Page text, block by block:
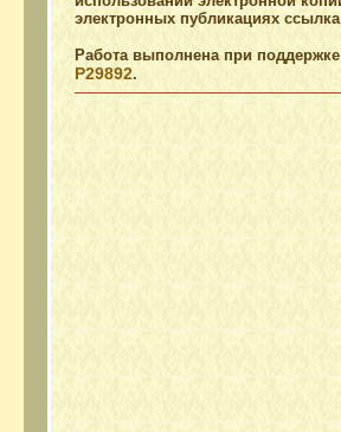
электронных публикациях
Работа выполнена при
P29892.